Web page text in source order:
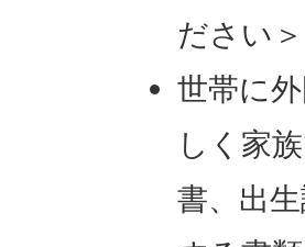
ださい＞
世帯に
しく家
書、出